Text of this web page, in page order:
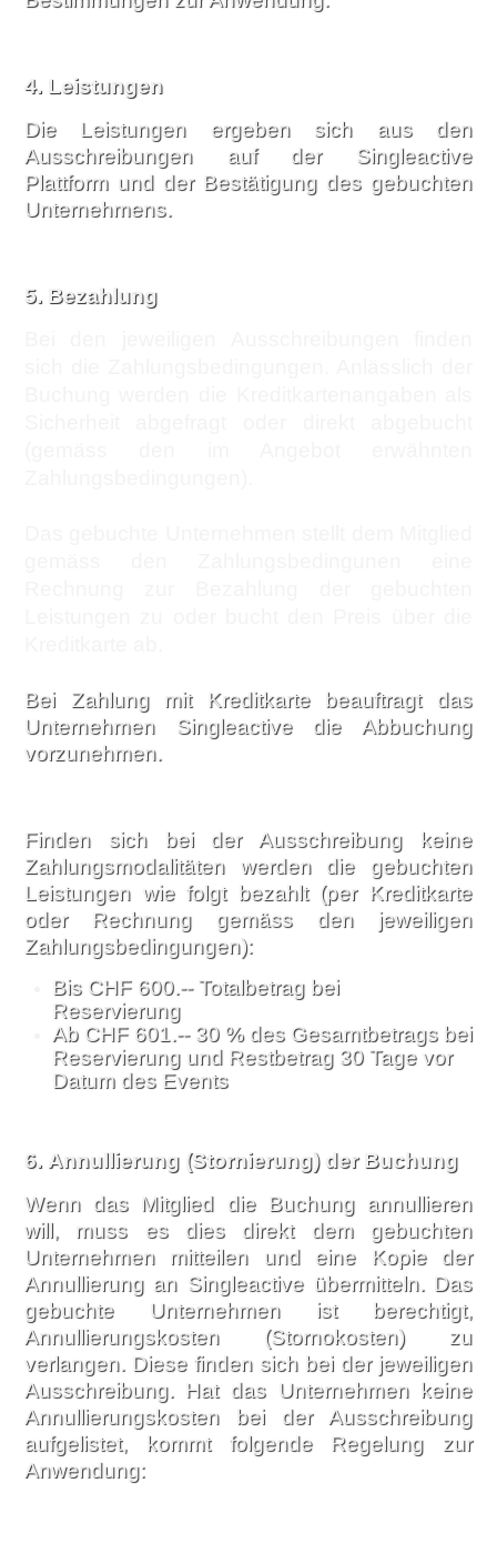
4. Leistungen
Die Leistungen ergeben sich aus den
Ausschreibungen auf der Singleactive
Plattform und der Bestätigung des gebuchten
Unternehmens.
5. Bezahlung
Bei Zahlung mit Kreditkarte beauftragt das
Unternehmen Singleactive die Abbuchung
vorzunehmen.
Finden sich bei der Ausschreibung keine
Zahlungsmodalitäten werden die gebuchten
Leistungen wie folgt bezahlt (per Kreditkarte
oder Rechnung gemäss den jeweiligen
Zahlungsbedingungen):
Bis CHF 600.-- Totalbetrag bei
Reservierung
Ab CHF 601.-- 30 % des Gesamtbetrags bei
Reservierung und Restbetrag 30 Tage vor
Datum des Events
6. Annullierung (Stornierung) der Buchung
Wenn das Mitglied die Buchung annullieren
will, muss es dies direkt dem gebuchten
Unternehmen mitteilen und eine Kopie der
Annullierung an Singleactive übermitteln. Das
gebuchte Unternehmen ist berechtigt,
Annullierungskosten (Stornokosten) zu
verlangen. Diese finden sich bei der jeweiligen
Ausschreibung. Hat das Unternehmen keine
Annullierungskosten bei der Ausschreibung
aufgelistet, kommt folgende Regelung zur
Anwendung: